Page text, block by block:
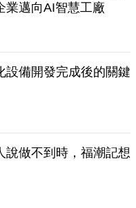
業邁向AI智慧工廠
設備開發完成後的關鍵
說做不到時，福潮記想